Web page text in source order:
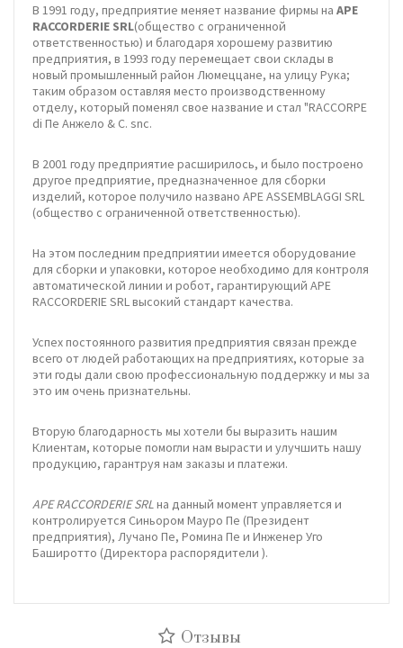
В 1991 году, предприятие меняет название фирмы на APE
RACCORDERIE SRL(общество с ограниченной
ответственностью) и благодаря хорошему развитию
предприятия, в 1993 году перемещает свои склады в
новый промышленный район Люмеццане, на улицу Рука;
таким образом оставляя место производственному
отделу, который поменял свое название и стал "RACCORPE
di Пе Анжело & C. snc.
В 2001 году предприятие расширилось, и было построено
другое предприятие, предназначенное для сборки
изделий, которое получило названо APE ASSEMBLAGGI SRL
(общество с ограниченной ответственностью).
На этом последним предприятии имеется оборудование
для сборки и упаковки, которое необходимо для контроля
автоматической линии и робот, гарантирующий APE
RACCORDERIE SRL высокий стандарт качества.
Успех постоянного развития предприятия связан прежде
всего от людей работающих на предприятиях, которые за
эти годы дали свою профессиональную поддержку и мы за
это им очень признательны.
Вторую благодарность мы хотели бы выразить нашим
Клиентам, которые помогли нам вырасти и улучшить нашу
продукцию, гарантруя нам заказы и платежи.
APE RACCORDERIE SRLна данный момент управляется и
контролируется Синьором Мауро Пе (Президент
предприятия), Лучано Пе, Ромина Пе и Инженер Уго
Баширотто (Директора распорядители ).
Отзывы